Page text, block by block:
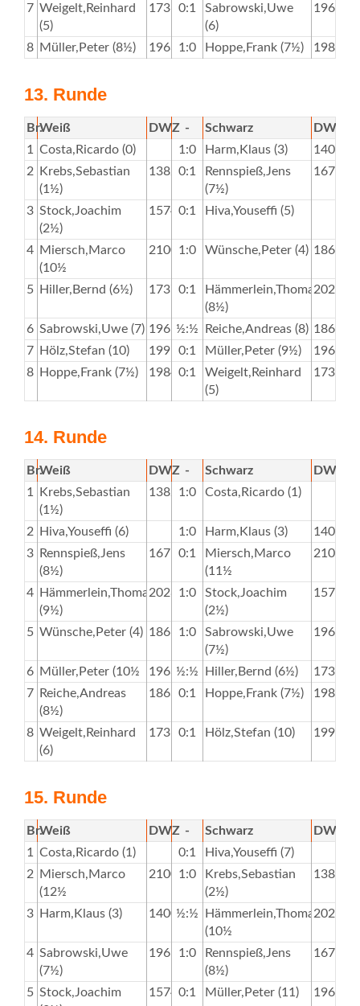
7 Weigelt,Reinhard
(5)
1736 0:1
Sabrowski,Uwe
(6)
1963
8 Müller,Peter (8½) 1963 1:0 Hoppe,Frank (7½) 1984
13. Runde
Br.Weiß DWZ - Schwarz
DWZ
1
Costa,Ricardo (0) 1:0 Harm,Klaus (3)
1400
2
Krebs,Sebastian
(1½)
1382 0:1
Rennspieß,Jens
(7½)
1675
3 Stock,Joachim
(2½)
1574 0:1 Hiva,Youseffi (5)
4 Miersch,Marco
(10½
2100 1:0 Wünsche,Peter (4) 1866
5 Hiller,Bernd (6½) 1737 0:1
Hämmerlein,Thomas
(8½)
2028
6 Sabrowski,Uwe (7) 1963½:½ Reiche,Andreas (8) 1863
7
Hölz,Stefan (10) 1995 0:1 Müller,Peter (9½)
1963
8
Hoppe,Frank (7½) 1984 0:1
Weigelt,Reinhard
(5)
1736
14. Runde
Br.Weiß DWZ - Schwarz
DWZ
1
Krebs,Sebastian
(1½)
1382 1:0 Costa,Ricardo (1)
2 Hiva,Youseffi (6) 1:0 Harm,Klaus (3)
1400
3
Rennspieß,Jens
(8½)
1675 0:1
Miersch,Marco
(11½
2100
4
Hämmerlein,Thomas
(9½)
2028 1:0
Stock,Joachim
(2½)
1574
5 Wünsche,Peter (4) 1866 1:0
Sabrowski,Uwe
(7½)
1963
6 Müller,Peter (10½ 1963½:½ Hiller,Bernd (6½)
1737
7
Reiche,Andreas
(8½)
1863 0:1 Hoppe,Frank (7½) 1984
8 Weigelt,Reinhard
(6)
1736 0:1 Hölz,Stefan (10) 1995
15. Runde
Br.Weiß DWZ - Schwarz
DWZ
1
Costa,Ricardo (1) 0:1
Hiva,Youseffi (7)
2
Miersch,Marco
(12½
2100 1:0
Krebs,Sebastian
(2½)
1382
3 Harm,Klaus (3) 1400½:½
Hämmerlein,Thomas
(10½
2028
4 Sabrowski,Uwe
(7½)
1963 1:0
Rennspieß,Jens
(8½)
1675
5 Stock,Joachim
1574 0:1 Müller,Peter (11) 1963